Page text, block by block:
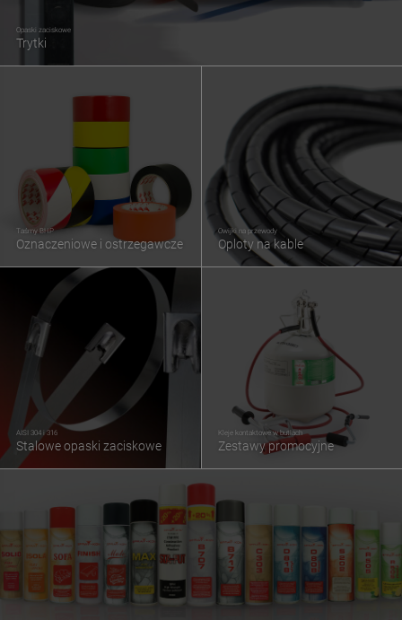
Opaski zaciskowe
Trytki
Taśmy BHP
Oznaczeniowe i ostrzegawcze
Owijki na przewody
Oploty na kable
AISI 304 i 316
Stalowe opaski zaciskowe
Kleje kontaktowe w butlach
Zestawy promocyjne